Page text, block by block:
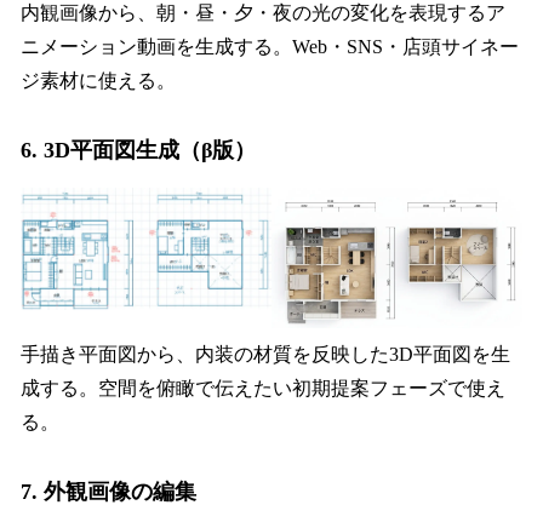
内観画像から、朝・昼・夕・夜の光の変化を表現するア
ニメーション動画を生成する。Web・SNS・店頭サイネー
ジ素材に使える。
6. 3D平面図生成（β版）
手描き平面図から、内装の材質を反映した3D平面図を生
成する。空間を俯瞰で伝えたい初期提案フェーズで使え
る。
7. 外観画像の編集